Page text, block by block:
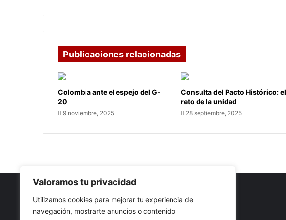
Valoramos tu privacidad
Utilizamos cookies para mejorar tu experiencia de
navegación, mostrarte anuncios o contenido
Publicaciones relacionadas
Colombia ante el espejo del G-
20
9 noviembre, 2025
Consulta del Pacto Histórico: el
reto de la unidad
28 septiembre, 2025
Nuestro propósito: Compartir opinión, actualidad y noticias